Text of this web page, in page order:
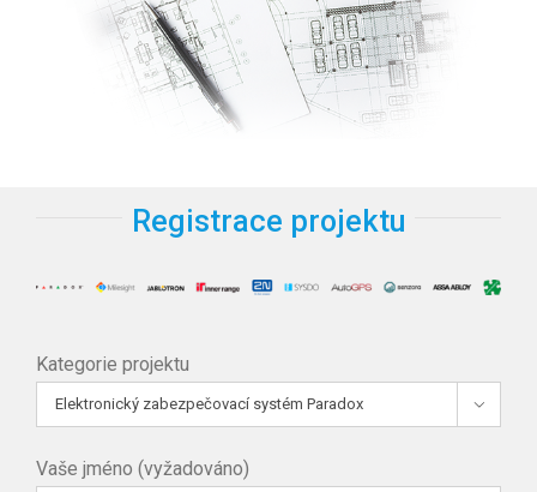
Registrace projektu
Kategorie projektu

Vaše jméno (vyžadováno)